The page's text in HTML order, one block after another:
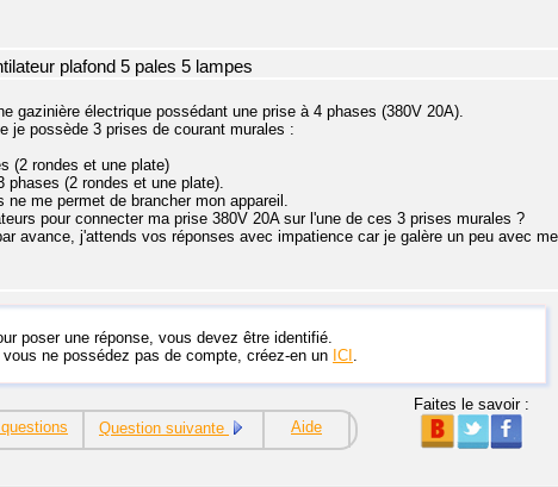
plafond 5 pales 5 lampes
gazinière électrique possédant une prise à 4 phases (380V 20A).
je possède 3 prises de courant murales :
(2 rondes et une plate)
phases (2 rondes et une plate).
ne me permet de brancher mon appareil.
pour connecter ma prise 380V 20A sur l'une de ces 3 prises murales ?
avance, j'attends vos réponses avec impatience car je galère un peu avec
poser une réponse, vous devez être identifié.
ne possédez pas de compte, créez-en un ICI .
Question suivante Aide
Faites le savoir :